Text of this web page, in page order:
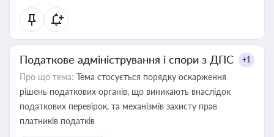
Податкове адміністрування і спори з ДПС +1
Про що тема: Тема стосується порядку оскарження
рішень податкових органів, що виникають внаслідок
податкових перевірок, та механізмів захисту прав
платників податків